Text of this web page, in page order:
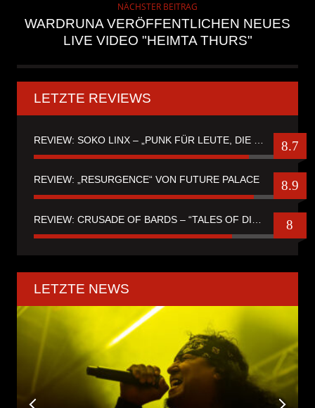
NÄCHSTER BEITRAG
WARDRUNA VERÖFFENTLICHEN NEUES
LIVE VIDEO "HEIMTA THURS"
LETZTE REVIEWS
8.7
REVIEW: „RESURGENCE“ VON FUTURE PALACE 8.9
8
LETZTE NEWS